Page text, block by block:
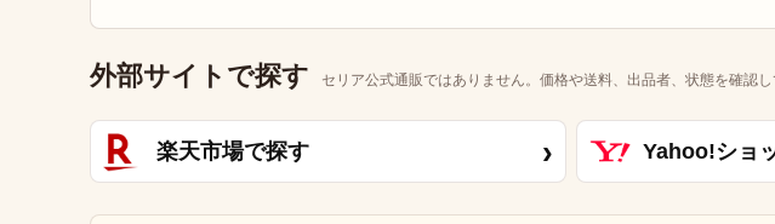
外部サイトで探す セリア公式通販ではありません。価格や送料、出品者、状態を確認し
楽天市場で探す › Yahoo!ショ